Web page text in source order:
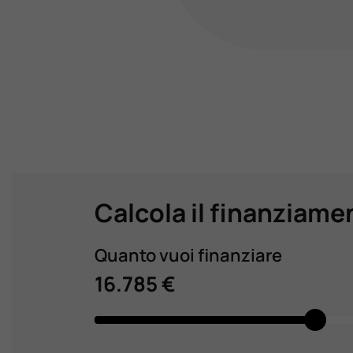
Calcola il
Quanto vuoi finanziare
16.785 €